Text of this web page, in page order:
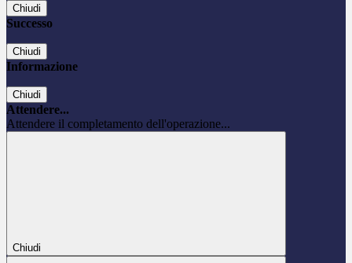
Chiudi
Successo
Chiudi
Informazione
Chiudi
Attendere...
Attendere il completamento dell'operazione...
Chiudi